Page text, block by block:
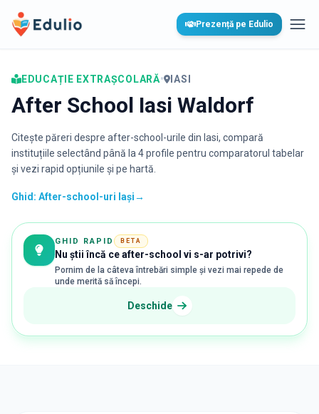
Edulio Prezență pe Edulio
EDUCAȚIE EXTRAȘCOLARĂ• IASI
After School Iasi Waldorf
Citește păreri despre after-school-urile din Iasi, compară
instituțiile selectând până la 4 profile pentru comparatorul tabelar
și vezi rapid opțiunile și pe hartă.
Ghid: After-school-uri Iași→
GHID RAPID BETA
Nu știi încă ce after-school vi s-ar potrivi?
Pornim de la câteva întrebări simple și vezi mai repede de
unde merită să începi.
Deschide